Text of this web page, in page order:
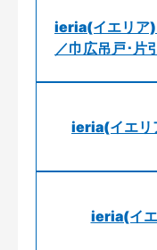
ieria(イエリア)
／巾広吊戸･片引
ieria(イエリ
ieria(イ